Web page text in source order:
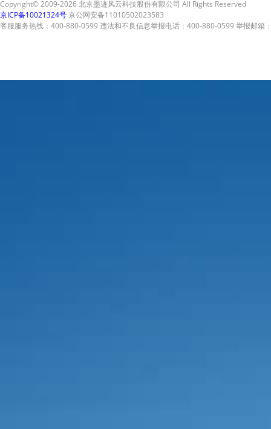
Copyright© 2009-2026 北京墨迹风云科技股份有限公司 All Rights Reserved
京ICP备10021324号京公网安备11010502023583
客服服务热线：400-880-0599 违法和不良信息举报电话：400-880-0599 举报邮箱